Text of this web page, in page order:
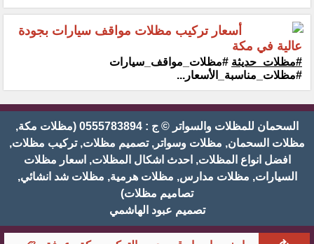
أسعار تركيب مظلات مواقف سيارات بجودة
عالية في مكة
#مظلات_حديثة #مظلات_مواقف_سيارات
#مظلات_مناسبة_الأسعار...
السحمان للمظلات والسواتر © ج : 0555783894 (مظلات مكة,
مظلات السحمان, مظلات وسواتر, تصميم مظلات, تركيب مظلات,
افضل انواع المظلات, احدث اشكال المظلات, اسعار مظلات
السيارات, مظلات مدارس, مظلات هرمية, مظلات شد انشائي,
تصاميم مظلات)
تصميم عبود الهاشمي